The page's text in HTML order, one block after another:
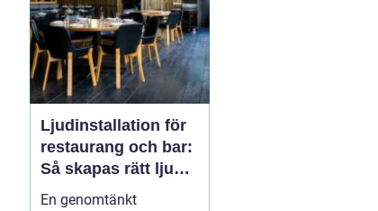
Ljudinstallation för
restaurang och bar:
Så skapas rätt ljud
för mat, dryck och
En genomtänkt